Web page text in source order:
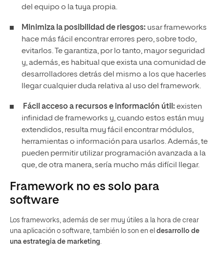
del equipo o la tuya propia.
Minimiza la posibilidad de riesgos: usar frameworks
hace más fácil encontrar errores pero, sobre todo,
evitarlos. Te garantiza, por lo tanto, mayor seguridad
y, además, es habitual que exista una comunidad de
desarrolladores detrás del mismo a los que hacerles
llegar cualquier duda relativa al uso del framework.
Fácil acceso a recursos e información útil: existen
infinidad de frameworks y, cuando estos están muy
extendidos, resulta muy fácil encontrar módulos,
herramientas o información para usarlos. Además, te
pueden permitir utilizar programación avanzada a la
que, de otra manera, sería mucho más difícil llegar.
Framework no es solo para
software
Los frameworks, además de ser muy útiles a la hora de crear
una aplicación o software, también lo son en el desarrollo de
una estrategia de marketing